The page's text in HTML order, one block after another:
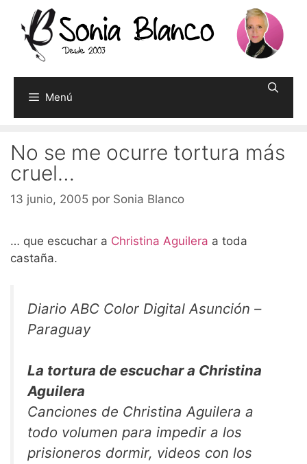
contenido
Menú
No se me ocurre tortura más
cruel…
13 junio, 2005 por Sonia Blanco
… que escuchar a Christina Aguilera a toda
castaña.
Diario ABC Color Digital Asunción –
Paraguay
La tortura de escuchar a Christina
Aguilera
Canciones de Christina Aguilera a
todo volumen para impedir a los
prisioneros dormir, videos con los